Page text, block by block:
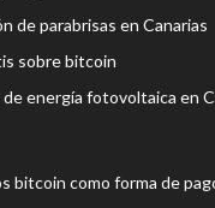
de parabrisas en Canarias
sobre bitcoin
energía fotovoltaica en